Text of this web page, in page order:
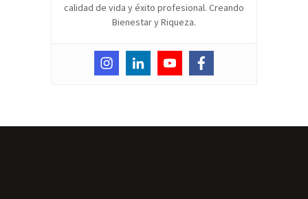
calidad de vida y éxito profesional. Creando
Bienestar y Riqueza.